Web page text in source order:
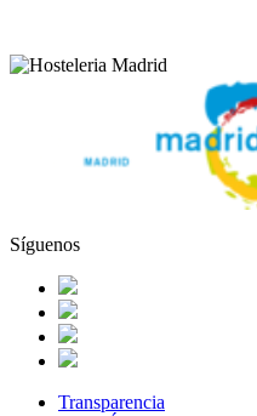
Síguenos
Transparencia